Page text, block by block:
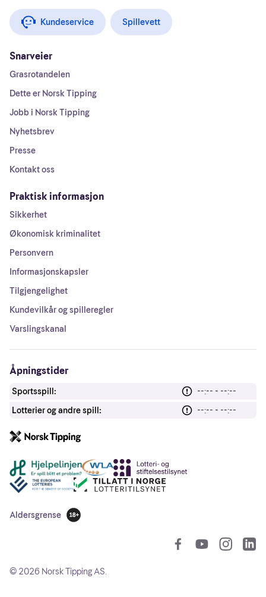
Kundeservice Spillevett
Snarveier
Grasrotandelen
Dette er Norsk Tipping
Jobb i Norsk Tipping
Nyhetsbrev
Presse
Kontakt oss
Praktisk informasjon
Sikkerhet
Økonomisk kriminalitet
Personvern
Informasjonskapsler
Tilgjengelighet
Kundevilkår og spilleregler
Varslingskanal
Åpningstider
Sportsspill:
--:-- - --:--
Lotterier og andre spill:
--:-- - --:--
Andre lenker
Aldersgrense
18 år
© 2026 Norsk Tipping AS.